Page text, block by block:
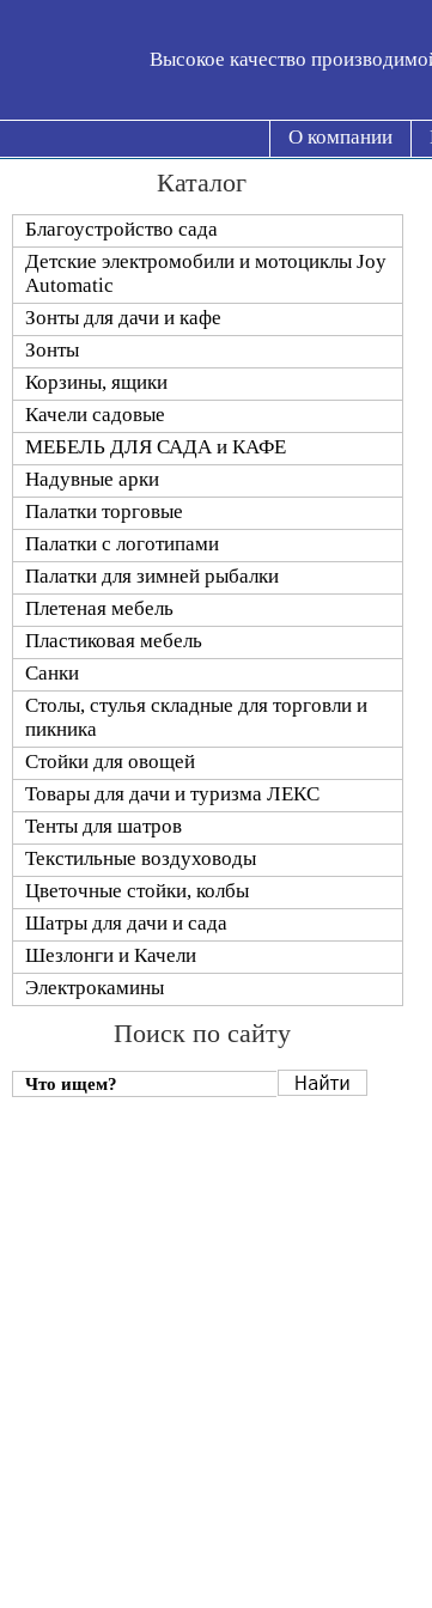
Высокое качество
О компании
Каталог
Благоустройство сада
Детские электромобили и мотоциклы Joy
Automatic
Зонты для дачи и кафе
Зонты
Корзины, ящики
Качели садовые
МЕБЕЛЬ ДЛЯ САДА и КАФЕ
Надувные арки
Палатки торговые
Палатки с логотипами
Палатки для зимней рыбалки
Плетеная мебель
Пластиковая мебель
Санки
Столы, стулья складные для торговли и
пикника
Стойки для овощей
Товары для дачи и туризма ЛЕКС
Тенты для шатров
Текстильные воздуховоды
Цветочные стойки, колбы
Шатры для дачи и сада
Шезлонги и Качели
Электрокамины
Поиск по сайту